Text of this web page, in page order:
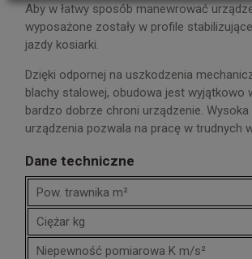
Aby w łatwy sposób manewrować
wyposażone zostały w profile
jazdy kosiarki.
Dzięki odpornej na uszkodzenia
blachy stalowej, obudowa jest wyjątkowo
bardzo dobrze chroni urządzenie. Wysoka
urządzenia pozwala na pracę w trudnych
Dane techniczne
Pow. trawnika m²
Ciężar kg
Niepewność pomiarowa K m/s²